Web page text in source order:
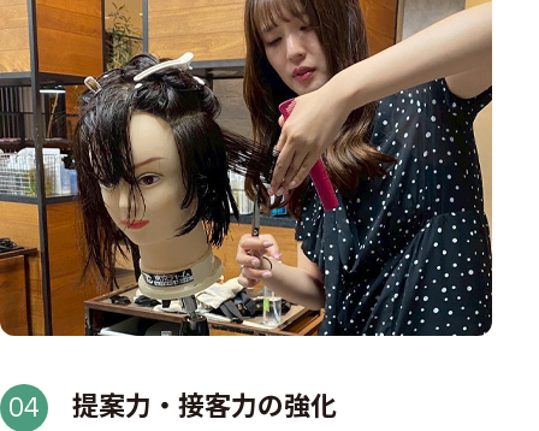
04 提案力・接客力の強化